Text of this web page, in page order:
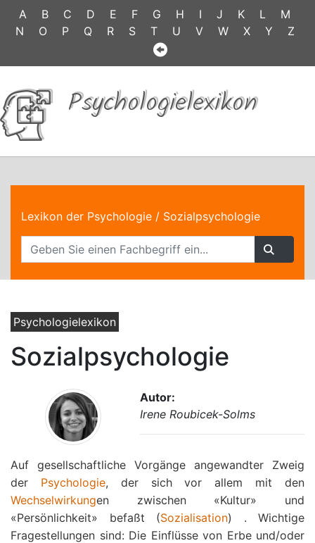
A B C D E F G H I J K L
M
N
O P Q R S T U V W X Y Z
Psychologielexikon
Lexikon der Psychologie / Sozialpsychologie
Psychologielexikon
Sozialpsychologie
Autor:
Irene Roubicek-Solms
Auf gesellschaftliche Vorgänge angewandter Zweig
der Psychologie, der sich vor allem mit den
Wechselwirkungen zwischen «Kultur» und
«Persönlichkeit» befaßt (Sozialisation) . Wichtige
Fragestellungen sind: Die Einflüsse von Erbe und/oder